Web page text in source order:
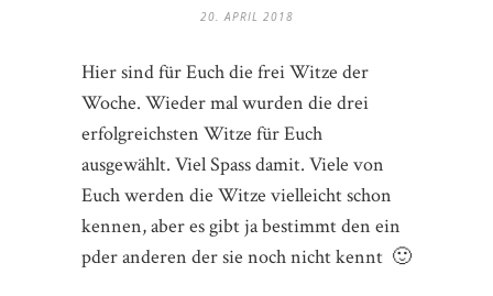
20. APRIL 2018
Hier sind für Euch die frei Witze der
Woche. Wieder mal wurden die drei
erfolgreichsten Witze für Euch
ausgewählt. Viel Spass damit. Viele von
Euch werden die Witze vielleicht schon
kennen, aber es gibt ja bestimmt den ein
pder anderen der sie noch nicht kennt 🙂